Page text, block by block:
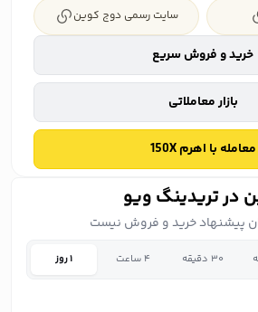
سایت رسمی دوج کوین
خرید و فروش سریع
بازار معاملاتی
معامله با اهرم 150X
در تریدینگ ویو
پیشنهاد خرید و فروش نیست
۳۰ دقیقه ۴ ساعت ۱ روز